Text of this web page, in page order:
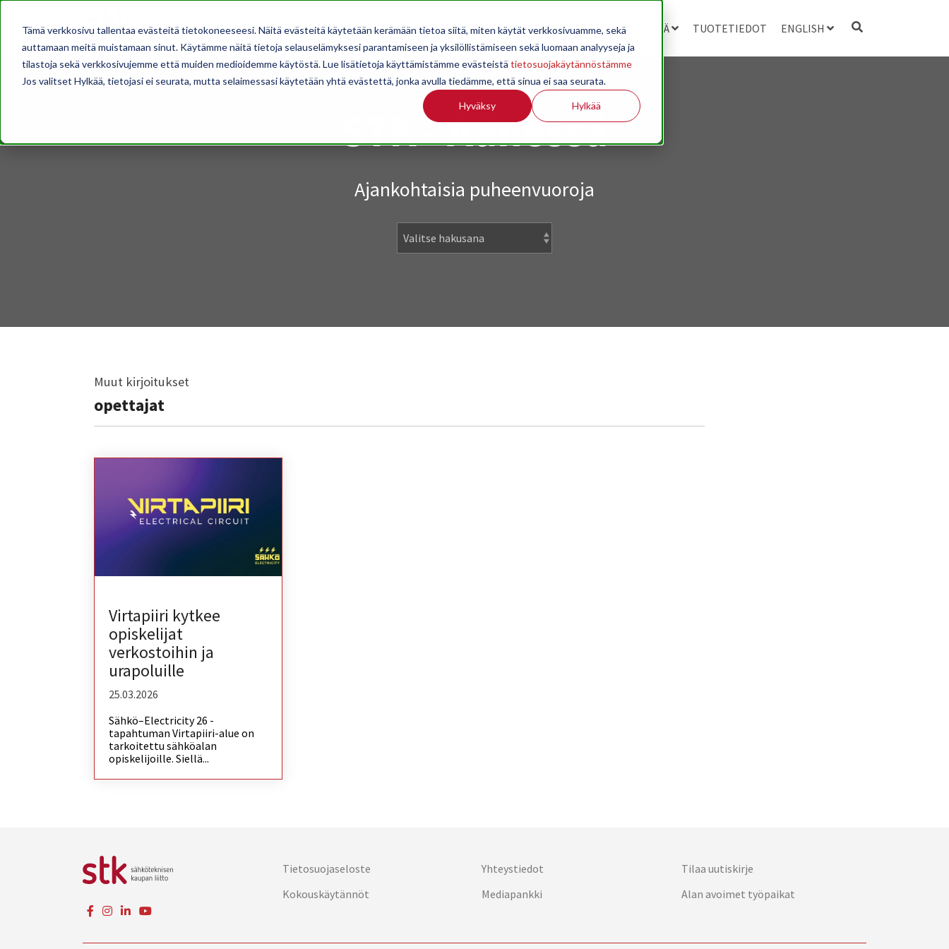
Tämä verkkosivu tallentaa evästeitä tietokoneeseesi. Näitä evästeitä käytetään kerämään tietoa siitä, miten käytät verkkosivuamme, sekä
auttamaan meitä muistamaan sinut. Käytämme näitä tietoja selauselämyksesi parantamiseen ja yksilöllistämiseen sekä luomaan analyyseja ja
tilastoja sekä verkkosivujemme että muiden medioidemme käytöstä. Lue lisätietoja käyttämistämme evästeistä tietosuojakäytännöstämme
Jos valitset Hylkää, tietojasi ei seurata, mutta selaimessasi käytetään yhtä evästettä, jonka avulla tiedämme, että sinua ei saa seurata.
Hyväksy Hylkää
AJANKOHTAISTA OPPILAITOKSILLE JÄSENYYS TILASTOINTI TIETOA MEISTÄ TUOTETIEDOT ENGLISH
STK - Äänessä
Ajankohtaisia puheenvuoroja
Muut kirjoitukset
opettajat
Virtapiiri kytkee
opiskelijat
verkostoihin ja
urapoluille
25.03.2026
Sähkö–Electricity 26 -
tapahtuman Virtapiiri-alue on
tarkoitettu sähköalan
opiskelijoille. Siellä...
Tietosuojaseloste
Kokouskäytännöt
Yhteystiedot
Mediapankki
Tilaa uutiskirje
Alan avoimet työpaikat